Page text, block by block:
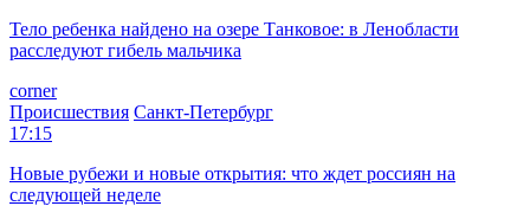
Тело ребенка найдено на озере Танковое: в Ленобласти
расследуют гибель мальчика
corner
Происшествия Санкт-Петербург
17:15
Новые рубежи и новые открытия: что ждет россиян на
следующей неделе